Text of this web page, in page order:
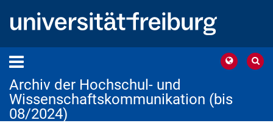
Archiv der Hochschul- und
Wissenschaftskommunikation (bis
08/2024)